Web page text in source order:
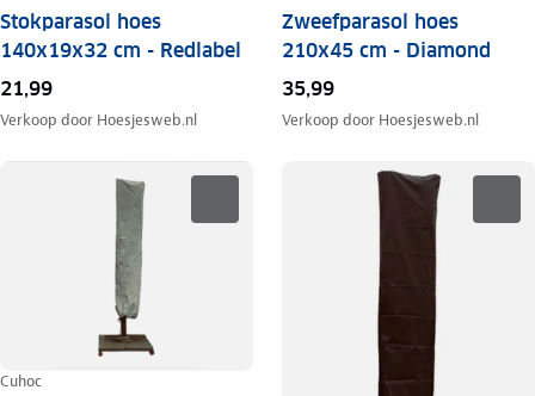
Stokparasol hoes
140x19x32 cm - Redlabel
21,99
Verkoop door Hoesjesweb.nl
Zweefparasol hoes
210x45 cm - Diamond
35,99
Verkoop door Hoesjesweb.nl
Cuhoc